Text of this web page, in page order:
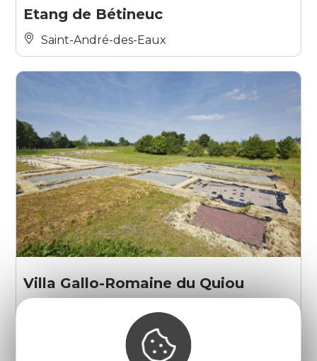
Etang de Bétineuc
Saint-André-des-Eaux
Villa Gallo-Romaine du Quiou